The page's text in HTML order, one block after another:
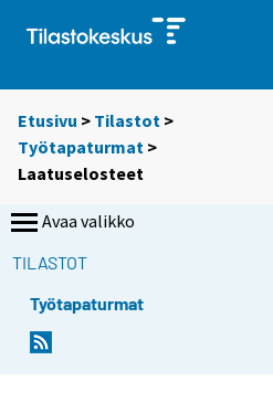
Etusivu > Tilastot >
Työtapaturmat >
Laatuselosteet
Avaa valikko
TILASTOT
Työtapaturmat